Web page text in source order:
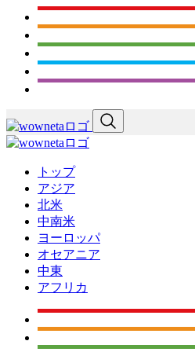
トップ
アジア
北米
中南米
ヨーロッパ
オセアニア
中東
アフリカ